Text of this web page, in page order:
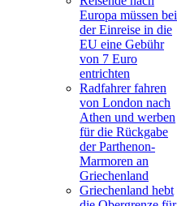
Europa müssen bei
der Einreise in die
EU eine Gebühr
von 7 Euro
entrichten
Radfahrer fahren
von London nach
Athen und werben
für die Rückgabe
der Parthenon-
Marmoren an
Griechenland
Griechenland hebt